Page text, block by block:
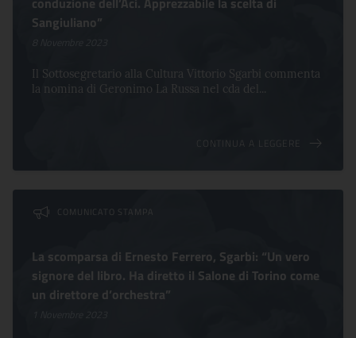
Sangiuliano”
Il Sottosegretario alla Cultura Vittorio Sgarbi commenta
la nomina di Geronimo La Russa nel cda del...
CONTINUA A LEGGERE
COMUNICATO STAMPA
La scomparsa di Ernesto Ferrero, Sgarbi: “Un vero
signore del libro. Ha diretto il Salone di Torino come
un direttore d’orchestra”